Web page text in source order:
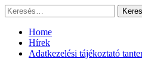
Keresés:
Home
Hírek
Adatkezelési tájékoztató